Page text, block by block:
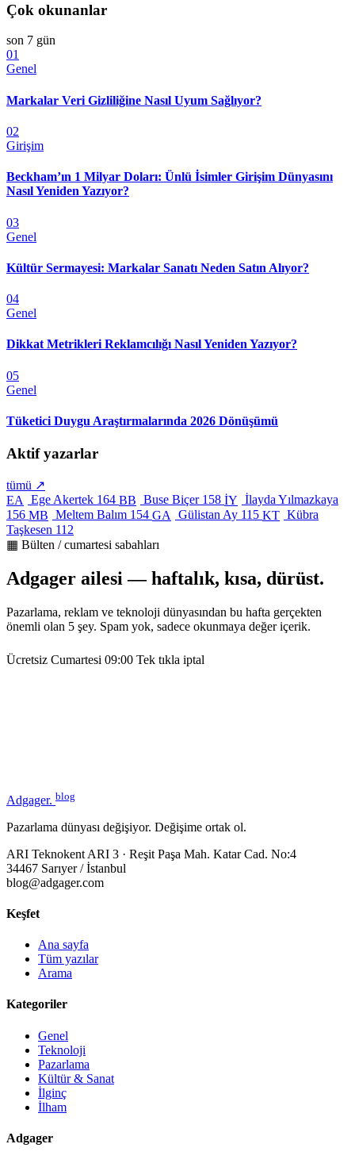
Çok okunanlar
son 7 gün
01
Genel
Markalar Veri Gizliliğine Nasıl Uyum Sağlıyor?
02
Girişim
Beckham’ın 1 Milyar Doları: Ünlü İsimler Girişim Dünyasını
Nasıl Yeniden Yazıyor?
03
Genel
Kültür Sermayesi: Markalar Sanatı Neden Satın Alıyor?
04
Genel
Dikkat Metrikleri Reklamcılığı Nasıl Yeniden Yazıyor?
05
Genel
Tüketici Duygu Araştırmalarında 2026 Dönüşümü
Aktif yazarlar
tümü ↗
EA
Ege Akertek 164 BB Buse Biçer 158 İY İlayda Yılmazkaya
156 MB Meltem Balım 154 GA Gülistan Ay 115 KT Kübra
Taşkesen 112
▦ Bülten / cumartesi sabahları
Adgager ailesi — haftalık, kısa, dürüst.
Pazarlama, reklam ve teknoloji dünyasından bu hafta gerçekten
önemli olan 5 şey. Spam yok, sadece okunmaya değer içerik.
Ücretsiz Cumartesi 09:00 Tek tıkla iptal
Adgager. blog
Pazarlama dünyası değişiyor. Değişime ortak ol.
ARI Teknokent ARI 3 · Reşit Paşa Mah. Katar Cad. No:4
34467 Sarıyer / İstanbul
blog@adgager.com
Keşfet
Ana sayfa
Tüm yazılar
Arama
Kategoriler
Genel
Teknoloji
Pazarlama
Kültür & Sanat
İlginç
İlham
Adgager